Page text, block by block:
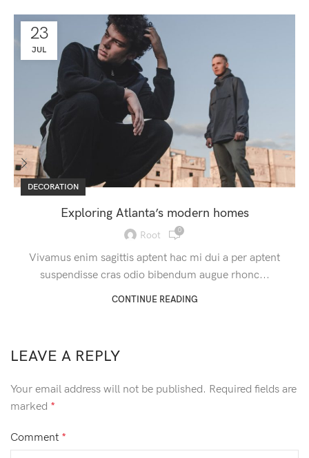
23
JUL
DECORATION
Exploring Atlanta’s modern homes
Root 0
Vivamus enim sagittis aptent hac mi dui a per aptent
suspendisse cras odio bibendum augue rhonc...
CONTINUE READING
LEAVE A REPLY
Your email address will not be published. Required fields are
marked *
Comment *